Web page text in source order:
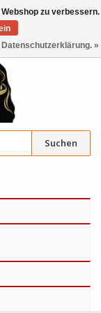
Suchen
zu verbessern.
»